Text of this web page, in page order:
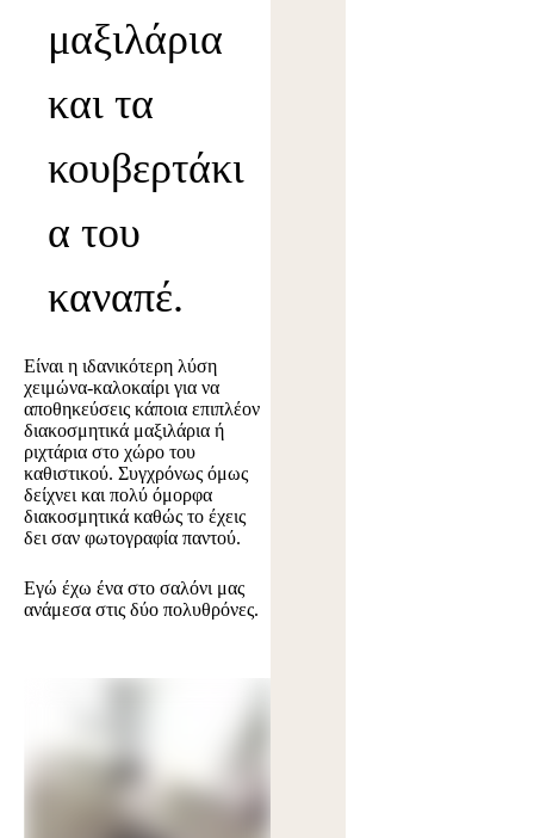
μαξιλάρια
και τα
κουβερτάκι
α του
καναπέ.
Είναι η ιδανικότερη λύση
χειμώνα-καλοκαίρι για να
αποθηκεύσεις κάποια επιπλέον
διακοσμητικά μαξιλάρια ή
ριχτάρια στο χώρο του
καθιστικού. Συγχρόνως όμως
δείχνει και πολύ όμορφα
διακοσμητικά καθώς το έχεις
δει σαν φωτογραφία παντού.
Εγώ έχω ένα στο σαλόνι μας
ανάμεσα στις δύο πολυθρόνες.